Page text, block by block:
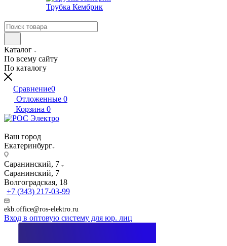
Трубка Кембрик
Каталог
По всему сайту
По каталогу
Сравнение0
Отложенные 0
Корзина 0
Ваш город
Екатеринбург
Саранинский, 7
Саранинский, 7
Волгоградская, 18
+7 (343) 217-03-99
ekb.office@ros-elektro.ru
Вход в оптовую систему для юр. лиц